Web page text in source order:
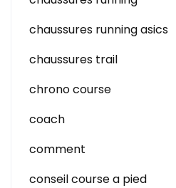
chaussures running asics
chaussures trail
chrono course
coach
comment
conseil course a pied